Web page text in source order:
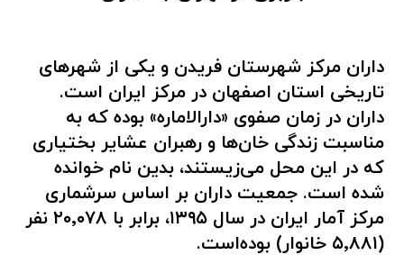
داران مرکز شهرستان فریدن و یکی از شهرهای
تاریخی استان اصفهان در مرکز ایران است.
داران در زمان صفوی «دارالاماره» بوده که به
مناسبت زندگی خان‌ها و رهبران عشایر بختیاری
که در این محل می‌زیستند، بدین نام خوانده
شده‌ است. جمعیت داران بر اساس سرشماری
مرکز آمار ایران در سال ۱۳۹۵، برابر با ۲۰٬۰۷۸ نفر
(۵٬۸۸۱ خانوار) بوده‌است.